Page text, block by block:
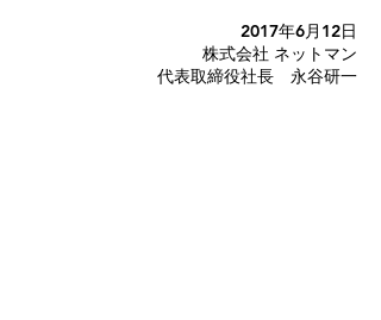
2017年6月12日
株式会社 ネットマン
代表取締役社長 永谷研一